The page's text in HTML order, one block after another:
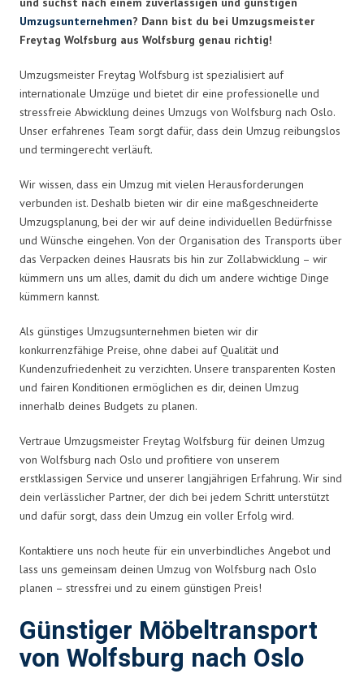
Umzugsunternehmen? Dann bist du bei Umzugsmeister
Freytag Wolfsburg aus Wolfsburg genau richtig!
Umzugsmeister Freytag Wolfsburg ist spezialisiert auf
internationale Umzüge und bietet dir eine professionelle und
stressfreie Abwicklung deines Umzugs von Wolfsburg nach Oslo.
Unser erfahrenes Team sorgt dafür, dass dein Umzug reibungslos
und termingerecht verläuft.
Wir wissen, dass ein Umzug mit vielen Herausforderungen
verbunden ist. Deshalb bieten wir dir eine maßgeschneiderte
Umzugsplanung, bei der wir auf deine individuellen Bedürfnisse
und Wünsche eingehen. Von der Organisation des Transports über
das Verpacken deines Hausrats bis hin zur Zollabwicklung – wir
kümmern uns um alles, damit du dich um andere wichtige Dinge
kümmern kannst.
Als günstiges Umzugsunternehmen bieten wir dir
konkurrenzfähige Preise, ohne dabei auf Qualität und
Kundenzufriedenheit zu verzichten. Unsere transparenten Kosten
und fairen Konditionen ermöglichen es dir, deinen Umzug
innerhalb deines Budgets zu planen.
Vertraue Umzugsmeister Freytag Wolfsburg für deinen Umzug
von Wolfsburg nach Oslo und profitiere von unserem
erstklassigen Service und unserer langjährigen Erfahrung. Wir sind
dein verlässlicher Partner, der dich bei jedem Schritt unterstützt
und dafür sorgt, dass dein Umzug ein voller Erfolg wird.
Kontaktiere uns noch heute für ein unverbindliches Angebot und
lass uns gemeinsam deinen Umzug von Wolfsburg nach Oslo
planen – stressfrei und zu einem günstigen Preis!
Günstiger Möbeltransport
von Wolfsburg nach Oslo